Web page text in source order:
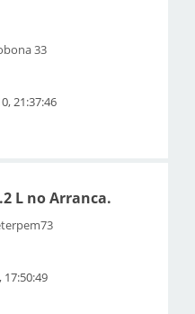
33
21:37:46
L no Arranca.